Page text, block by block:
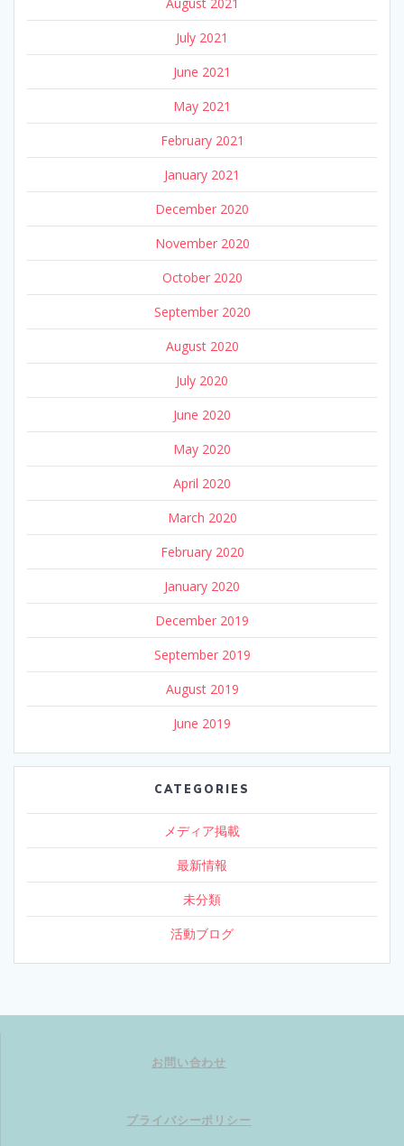
July 2021
June 2021
May 2021
February 2021
January 2021
December 2020
November 2020
October 2020
September 2020
August 2020
July 2020
June 2020
May 2020
April 2020
March 2020
February 2020
January 2020
December 2019
September 2019
August 2019
June 2019
CATEGORIES
メディア掲載
最新情報
未分類
活動ブログ
お問い合わせ
プライバシーポリシー